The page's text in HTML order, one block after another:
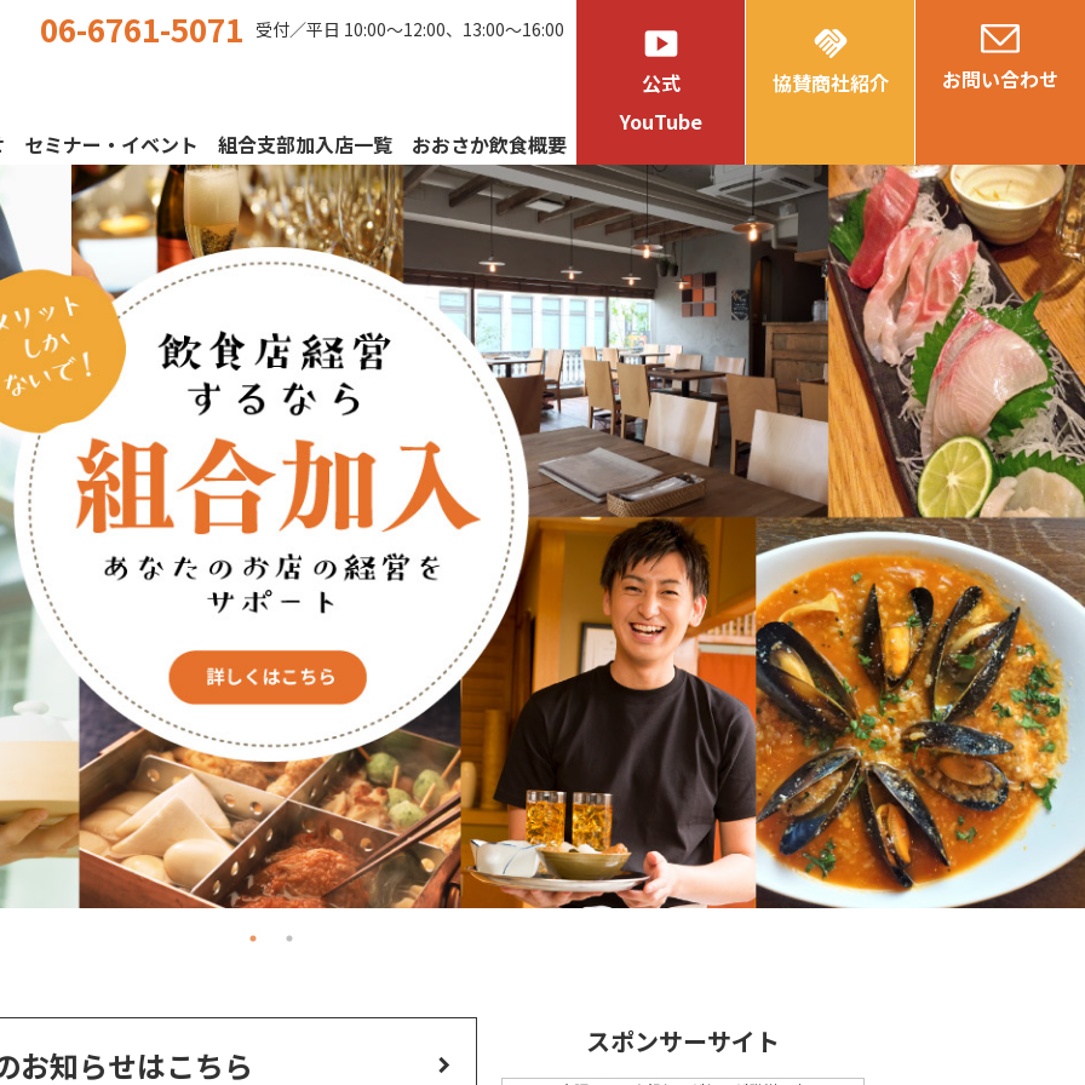
セミナー・イベント 組合支部加入店一覧 おおさか飲食概要
06-6761-5071 受付／平日 10:00〜12:00、13:00〜16:00 smart_display
公式
YouTube
handshake
協賛商社紹介 お問い合わせ
お知らせはこちら
スポンサーサイト